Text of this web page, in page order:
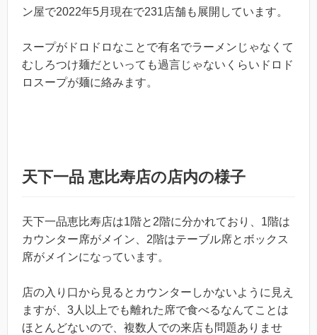
ン屋で2022年5月現在で231店舗も展開しています。
スープがドロドロなことで有名でラーメンじゃなくて
むしろつけ麺だといっても過言じゃないくらいドロド
ロスープが麺に絡みます。
天下一品 恵比寿店の店内の様子
天下一品恵比寿店は1階と2階に分かれており、1階は
カウンター席がメイン、2階はテーブル席とボックス
席がメインになっています。
店の入り口から見るとカウンターしかないように見え
ますが、3人以上でも離れた席で食べるなんてことは
ほとんどないので、複数人での来店も問題ありませ